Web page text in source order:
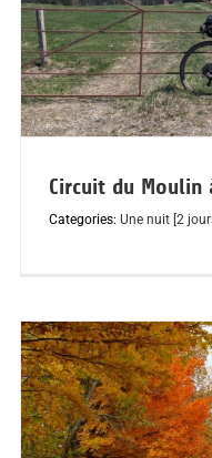
Circuit du Moulin
Categories:Une nuit [2